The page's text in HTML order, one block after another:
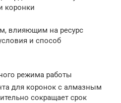
коронки
влияющим на ресурс
и способ
режима работы
для коронок с алмазным
сокращает срок